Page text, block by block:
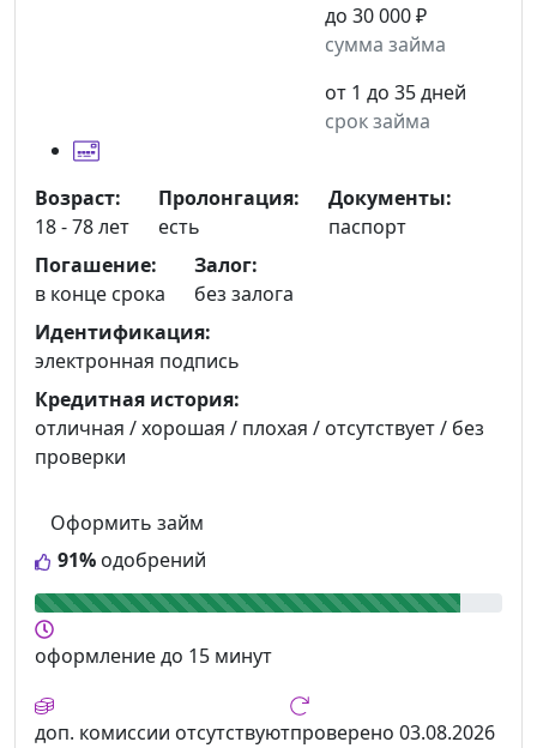
до 30 000 ₽
сумма займа
от 1 до 35 дней
срок займа
91% одобрений
Оформить займ
Возраст:
18 - 78 лет
Пролонгация:
есть
Документы:
паспорт
Погашение:
в конце срока
Залог:
без залога
Идентификация:
электронная подпись
Кредитная история:
отличная / хорошая / плохая / отсутствует / без
проверки
оформлениедо 15 минут
доп. комиссии отсутствуютпроверено 03.08.2026